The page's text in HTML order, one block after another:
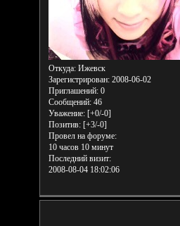
Откуда:Ижевск
Зарегистрирован: 2008-06-02
Приглашений:0
Сообщений:46
Уважение: [+0/-0]
Позитив: [+3/-0]
Провел на форуме:
10 часов 10 минут
Последний визит:
2008-08-04 18:02:06